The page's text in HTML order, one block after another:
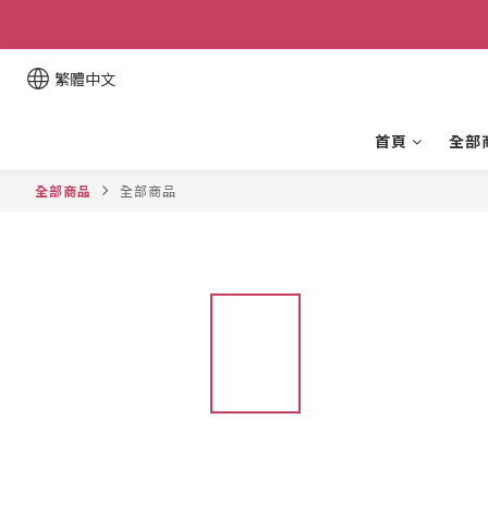
繁體中文
首頁 全部
全部商品 全部商品